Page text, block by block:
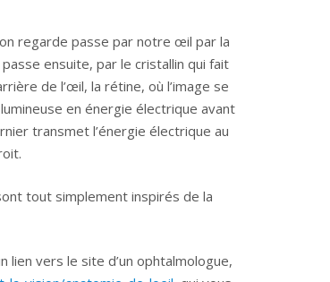
regarde passe par notre œil par la
ensuite, par le cristallin qui fait
de l’œil, la rétine, où l’image se
en énergie électrique avant
transmet l’énergie électrique au
tout simplement inspirés de la
lien vers le site d’un ophtalmologue,